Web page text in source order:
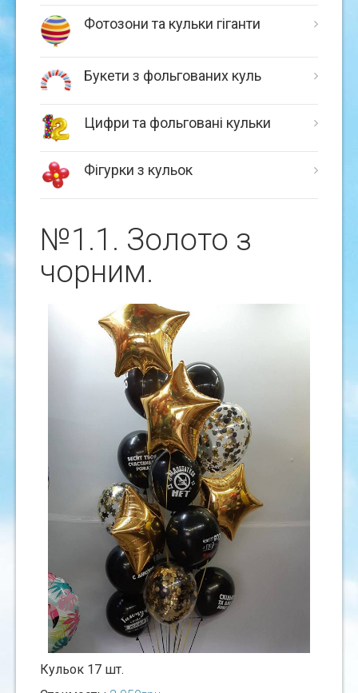
Фотозони та кульки гіганти
Букети з фольгованих куль
Цифри та фольговані кульки
Фігурки з кульок
№1.1. Золото з
чорним.
Кульок 17 шт.